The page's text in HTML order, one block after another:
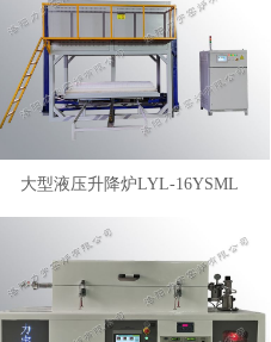
大型液压升降炉LYL-16YSML